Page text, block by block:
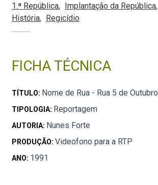
1.ª República Implantação da República
História
Regicídio
FICHA TÉCNICA
TÍTULO: Nome de Rua - Rua 5 de Outubro
TIPOLOGIA: Reportagem
AUTORIA: Nunes Forte
PRODUÇÃO: Videofono para a RTP
ANO: 1991